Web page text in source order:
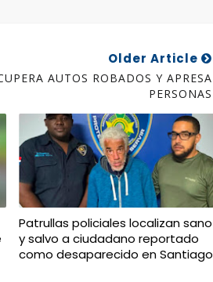
Older Article
AUTOS ROBADOS Y APRESA
PERSONAS
Patrullas policiales localizan sano
y salvo a ciudadano reportado
como desaparecido en Santiago